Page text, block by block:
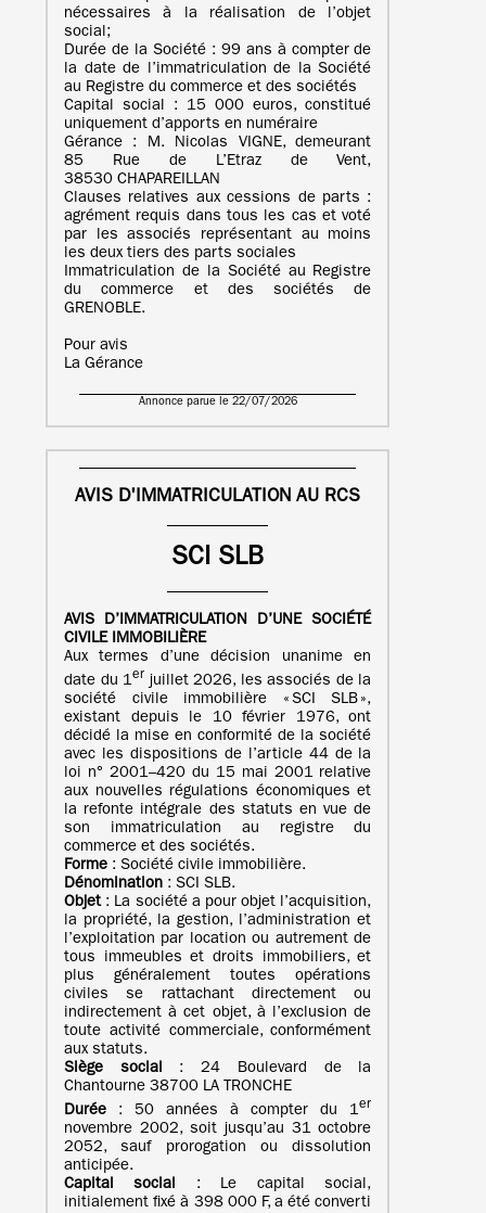
nécessaires à la réalisation de l’objet
social;
Durée de la Société : 99 ans à compter de
la date de l’immatriculation de la Société
au Registre du commerce et des sociétés
Capital social : 15 000 euros, constitué
uniquement d’apports en numéraire
Gérance : M. Nicolas VIGNE, demeurant
85 Rue de L’Etraz de Vent,
38530 CHAPAREILLAN
Clauses relatives aux cessions de parts :
agrément requis dans tous les cas et voté
par les associés représentant au moins
les deux tiers des parts sociales
Immatriculation de la Société au Registre
du commerce et des sociétés de
GRENOBLE.
Pour avis
La Gérance
Annonce parue le 22/07/2026
AVIS D'IMMATRICULATION AU RCS
SCI SLB
AVIS D’IMMATRICULATION D’UNE
SOCIÉTÉ
CIVILE IMMOBILIÈRE
Aux termes d’une décision unanime en
date du 1er juillet 2026, les associés de la
société civile immobilière « SCI SLB »,
existant depuis le 10 février 1976, ont
décidé la mise en conformité de la société
avec les dispositions de l’article 44 de la
loi n° 2001–420 du 15 mai 2001 relative
aux nouvelles régulations économiques et
la refonte intégrale des statuts en vue de
son immatriculation au registre du
commerce et des sociétés.
Forme : Société civile immobilière.
Dénomination : SCI SLB.
Objet: La société a pour objet l’acquisition,
la propriété, la gestion, l’administration et
l’exploitation par location ou autrement de
tous immeubles et droits immobiliers, et
plus généralement toutes opérations
civiles se rattachant directement ou
indirectement à cet objet, à l’exclusion de
toute activité commerciale, conformément
aux statuts.
Siège social : 24 Boulevard de la
Chantourne 38700 LA TRONCHE
Durée : 50 années à compter du 1er
novembre 2002, soit jusqu’au 31 octobre
2052, sauf prorogation ou dissolution
anticipée.
Capital social : Le capital social,
initialement fixé à 398 000 F, a été converti